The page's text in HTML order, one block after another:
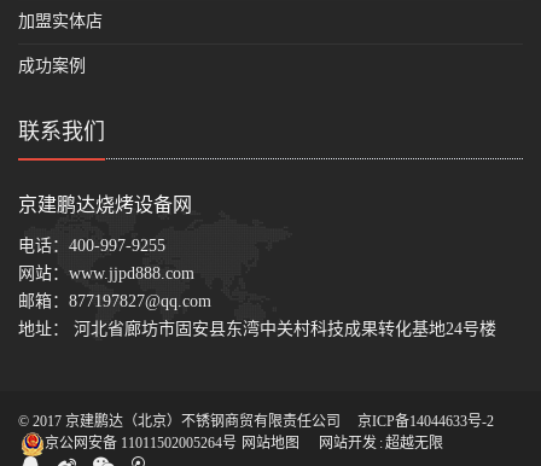
加盟实体店
成功案例
联系我们
京建鹏达烧烤设备网
电话： 400-997-9255
网站： www.jjpd888.com
邮箱： 877197827@qq.com
地址： 河北省廊坊市固安县东湾中关村科技成果转化基地24号楼
© 2017 京建鹏达（北京）不锈钢商贸有限责任公司
京ICP备14044633号-2
京公网安备 11011502005264号 网站地图 网站开发 :超越无限